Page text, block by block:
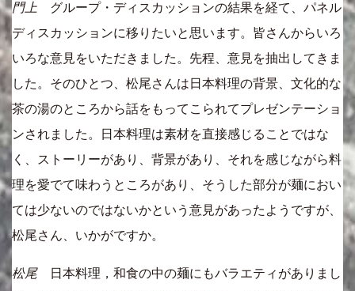
門上 グループ・ディスカッションの結果を経て、パネル
ディスカッションに移りたいと思います。皆さんからいろ
いろな意見をいただきました。先程、意見を抽出してきま
した。そのひとつ、松尾さんは日本料理の背景、文化的な
茶の湯のところから話をもってこられてプレゼンテーショ
ンされました。日本料理は素材を直接感じることではな
く、ストーリーがあり、背景があり、それを感じながら料
理を愛でて味わうところがあり、そうした部分が麺におい
ては少ないのではないかという意見があったようですが、
松尾さん、いかがですか。
松尾日本料理，和食の中の麺にもバラエティがありまし